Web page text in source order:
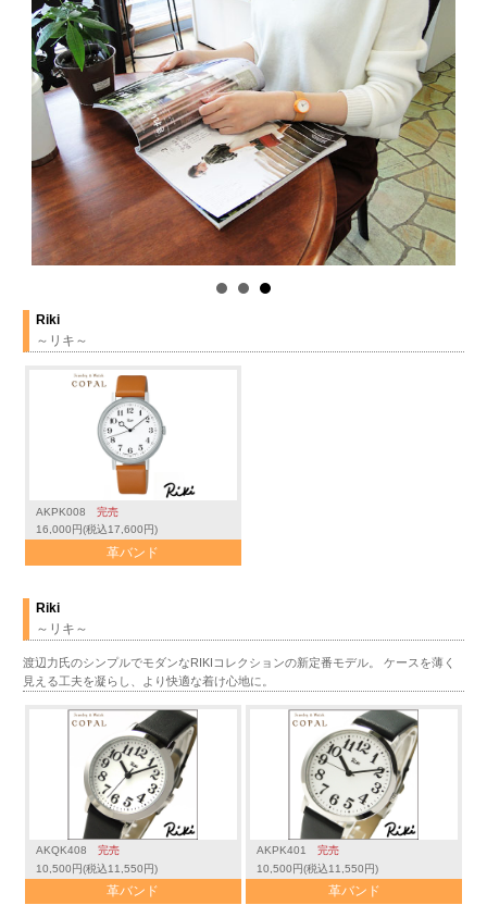
Riki
～リキ～
AKPK008 完売
16,000円(税込17,600円)
革バンド
Riki
～リキ～
渡辺力氏のシンプルでモダンなRIKIコレクションの新定番モデル。 ケースを薄く
見える工夫を凝らし、より快適な着け心地に。
AKQK408 完売
10,500円(税込11,550円)
革バンド
AKPK401 完売
10,500円(税込11,550円)
革バンド